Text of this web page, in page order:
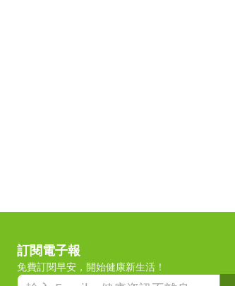
訂閱電子報
免費訂閱早安，開始健康新生活！